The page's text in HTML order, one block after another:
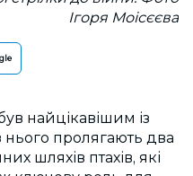
Ігоря Моісєєва
найцікавішим із
нього пролягають два
шляхів птахів, які